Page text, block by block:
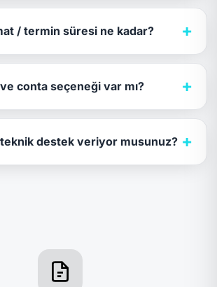
/ termin süresi ne kadar? +
conta seçeneği var mı? +
destek veriyor musunuz? +